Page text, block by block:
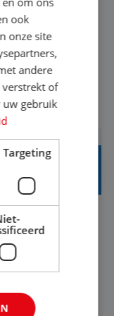
of
voor de
de hele
in op de
er in de
weet je
te
Baan
jij vindt
ook
onze site
andere
of
uw gebruik
Targeting